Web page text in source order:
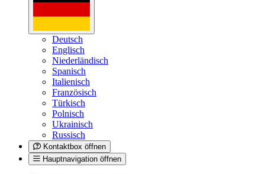
Deutsch
Englisch
Niederländisch
Spanisch
Italienisch
Französisch
Türkisch
Polnisch
Ukrainisch
Russisch
Kontaktbox öffnen
Hauptnavigation öffnen